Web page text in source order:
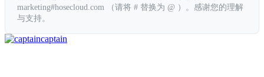
marketing#hosecloud.com （请将 # 替换为 @ ）。感谢您的理解
与支持。
captain